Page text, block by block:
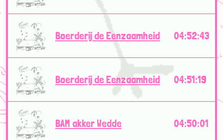
Boerderij de Eenzaamheid 04:52:43
Boerderij de Eenzaamheid 04:51:19
BAM akker Wedde 04:50:01